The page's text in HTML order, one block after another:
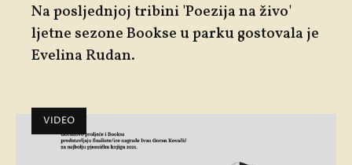
Na posljednjoj tribini 'Poezija na živo'
ljetne sezone Bookse u parku gostovala je
Evelina Rudan.
VIDEO